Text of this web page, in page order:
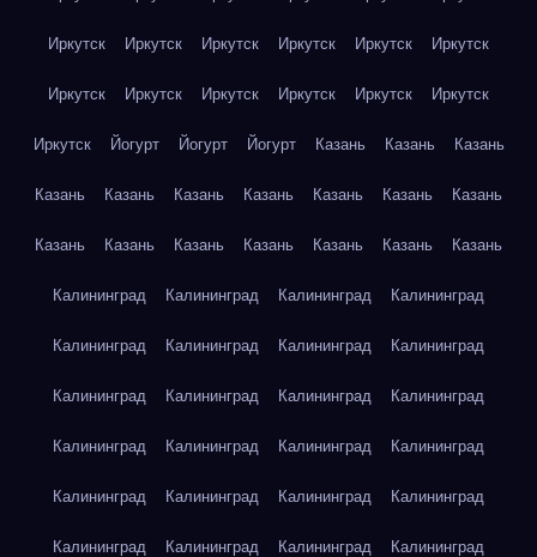
Иркутск Иркутск Иркутск Иркутск Иркутск Иркутск
Иркутск Иркутск Иркутск Иркутск Иркутск Иркутск
Иркутск Йогурт Йогурт Йогурт Казань Казань Казань
Казань Казань Казань Казань Казань Казань Казань
Казань Казань Казань Казань Казань Казань Казань
Калининград Калининград Калининград Калининград
Калининград Калининград Калининград Калининград
Калининград Калининград Калининград Калининград
Калининград Калининград Калининград Калининград
Калининград Калининград Калининград Калининград
Калининград Калининград Калининград Калининград